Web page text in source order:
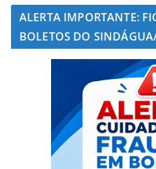
ALERTA IMPORTANTE:
BOLETOS DO